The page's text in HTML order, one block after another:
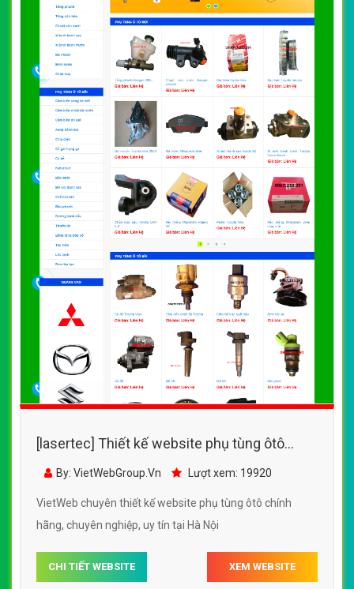
[lasertec] Thiết kế website phụ tùng ôtô
chính hãng đẹp SEO nhanh hiệu quả
By: VietWebGroup.Vn Lượt xem: 19920
VietWeb chuyên thiết kế website phụ tùng ôtô chính
hãng, chuyên nghiệp, uy tín tại Hà Nội
CHI TIẾT WEBSITE XEM WEBSITE